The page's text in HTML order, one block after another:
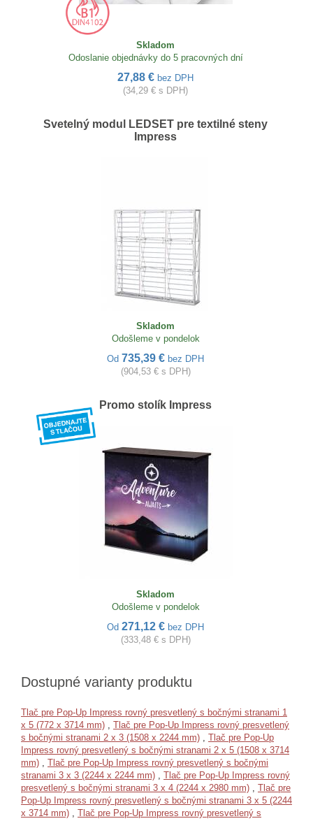
Skladom
Odoslanie objednávky do 5 pracovných dní
27,88 € bez DPH
(34,29 € s DPH)
Svetelný modul LEDSET pre textilné steny
Impress
Skladom
Odošleme v pondelok
Od 735,39 € bez DPH
(904,53 € s DPH)
Promo stolík Impress
Skladom
Odošleme v pondelok
Od 271,12 € bez DPH
(333,48 € s DPH)
Dostupné varianty produktu
Tlač pre Pop-Up Impress rovný presvetlený s bočnými stranami 1
x 5 (772 x 3714 mm) , Tlač pre Pop-Up Impress rovný presvetlený
s bočnými stranami 2 x 3 (1508 x 2244 mm) , Tlač pre Pop-Up
Impress rovný presvetlený s bočnými stranami 2 x 5 (1508 x 3714
mm) , Tlač pre Pop-Up Impress rovný presvetlený s bočnými
stranami 3 x 3 (2244 x 2244 mm) , Tlač pre Pop-Up Impress rovný
presvetlený s bočnými stranami 3 x 4 (2244 x 2980 mm) , Tlač pre
Pop-Up Impress rovný presvetlený s bočnými stranami 3 x 5 (2244
x 3714 mm) , Tlač pre Pop-Up Impress rovný presvetlený s